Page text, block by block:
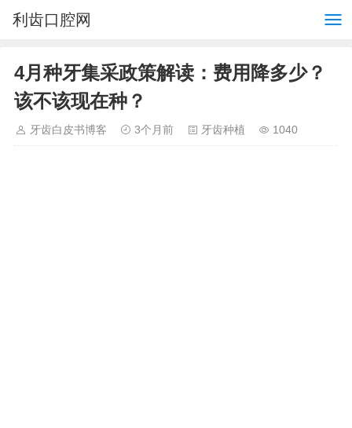
利齿口腔网
4月种牙集采政策解读：费用降多少？
该不该现在种？
牙齿白皮书博客 3个月前 牙齿种植 1040